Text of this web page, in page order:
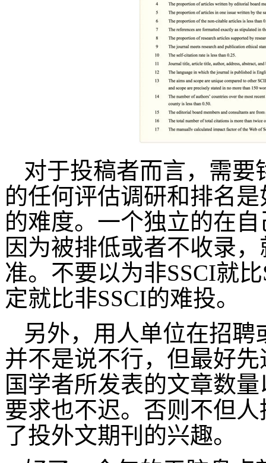
对于投稿者而言，需
的任何评估调研和排名
的难度。一个独立的在
因为被排低或者不收录
准。不要以为非SSCI就
定就比非SSCI的难投。
另外，用人单位在招聘
并不是说不行，但最好
国学者所发表的文章数
要求也不迟。否则不但
了投外文期刊的兴趣。